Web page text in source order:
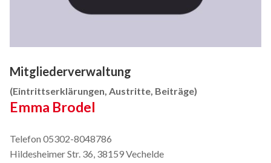
Mitgliederverwaltung
(Eintrittserklärungen, Austritte, Beiträge)
Emma Brodel
Telefon 05302-8048786
Hildesheimer Str. 36, 38159 Vechelde